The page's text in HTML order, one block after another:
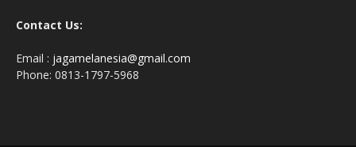
Contact Us:
Email : jagamelanesia@gmail.com
Phone: 0813-1797-5968